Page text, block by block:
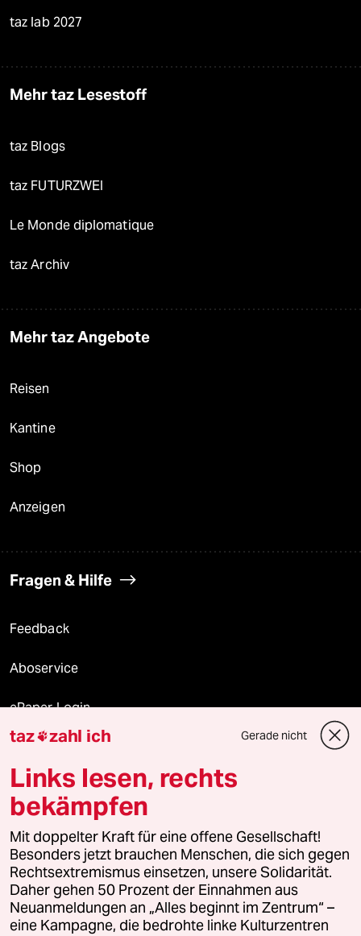
taz lab 2027
Mehr taz Lesestoff
taz Blogs
taz FUTURZWEI
Le Monde diplomatique
taz Archiv
Mehr taz Angebote
Reisen
Kantine
Shop
Anzeigen
Fragen & Hilfe
Feedback
Aboservice
ePaper Login
Downloads für Abonnierende
© 2026 taz Verlags und Vertriebs GmbH
Alle Rechte vorbehalten. Bei rechtlichen Fragen oder für Genehmigungen
wenden Sie sich bitte an
lizenzen@taz.de
Feedback Redaktionsstatut Kommune-Richtlinien
taz zahl ich Gerade nicht
Links lesen, rechts
bekämpfen
Mit doppelter Kraft für eine offene Gesellschaft!
Besonders jetzt brauchen Menschen, die sich gegen
Rechtsextremismus einsetzen, unsere Solidarität.
Daher gehen 50 Prozent der Einnahmen aus
Neuanmeldungen an „Alles beginnt im Zentrum“ –
eine Kampagne, die bedrohte linke Kulturzentren